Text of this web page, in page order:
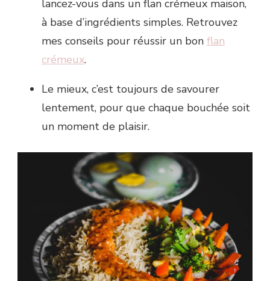
lancez-vous dans un flan crémeux maison,
à base d’ingrédients simples. Retrouvez
mes conseils pour réussir un bon flan
crémeux.
Le mieux, c’est toujours de savourer
lentement, pour que chaque bouchée soit
un moment de plaisir.